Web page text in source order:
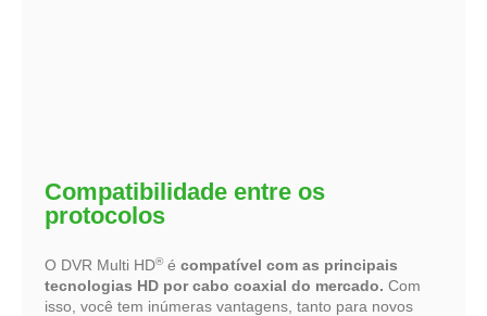
Compatibilidade entre os
protocolos
O DVR Multi HD®é compatível com as principais
tecnologias HD por cabo coaxial do mercado. Com
isso, você tem inúmeras vantagens, tanto para novos